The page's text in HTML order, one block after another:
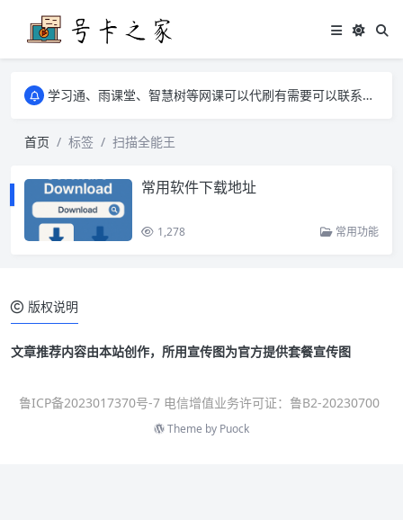
学习通、雨课堂、智慧树等网课可以代刷有需要可以联系邮箱i@tuzi.la
学习通、雨课堂、智慧树等网课可以代刷有需要可以联系邮箱i@tuzi.la
首页
标签 扫描全能王
常用软件下载地址
1,278 常用功能
版权说明
文章推荐内容由本站创作，所用宣传图为官方提供套餐宣传图
鲁ICP备2023017370号-7 电信增值业务许可证：鲁B2-20230700
Theme by Puock